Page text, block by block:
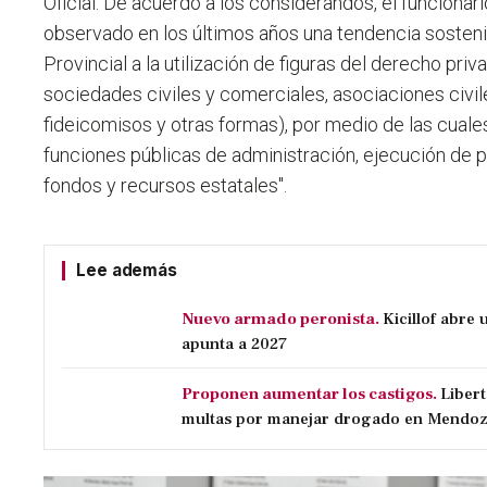
observado en los últimos años una tendencia
Provincial a la utilización de figuras del derecho
sociedades civiles y comerciales, asociaciones
fideicomisos y otras formas), por medio de las
funciones públicas de administración, ejecución de
fondos y recursos estatales".
Lee además
Nuevo armado peronista. Kicillof abre
apunta a 2027
Proponen aumentar los castigos.
multas por manejar drogado en